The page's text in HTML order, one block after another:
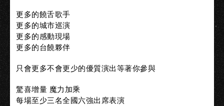
更多的饒舌歌手
更多的城市巡演
更多的感動現場
更多的台饒夥伴
只會更多不會更少的優質演出等著你參與
驚喜增量 魔力加乘
每場至少三名全國六強出席表演